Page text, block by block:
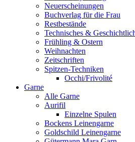
Neuerscheinungen
Buchverlag für die Frau
Restbestände
Technisches &
Frühling & Ostern
Weihnachten
Zeitschriften
Spitzen-Techniken
Occhi/Frivolité
Garne
Alle Garne
Aurifil
Einzelne Spulen
Bockens Leinengarne
Goldschild Leinengarne